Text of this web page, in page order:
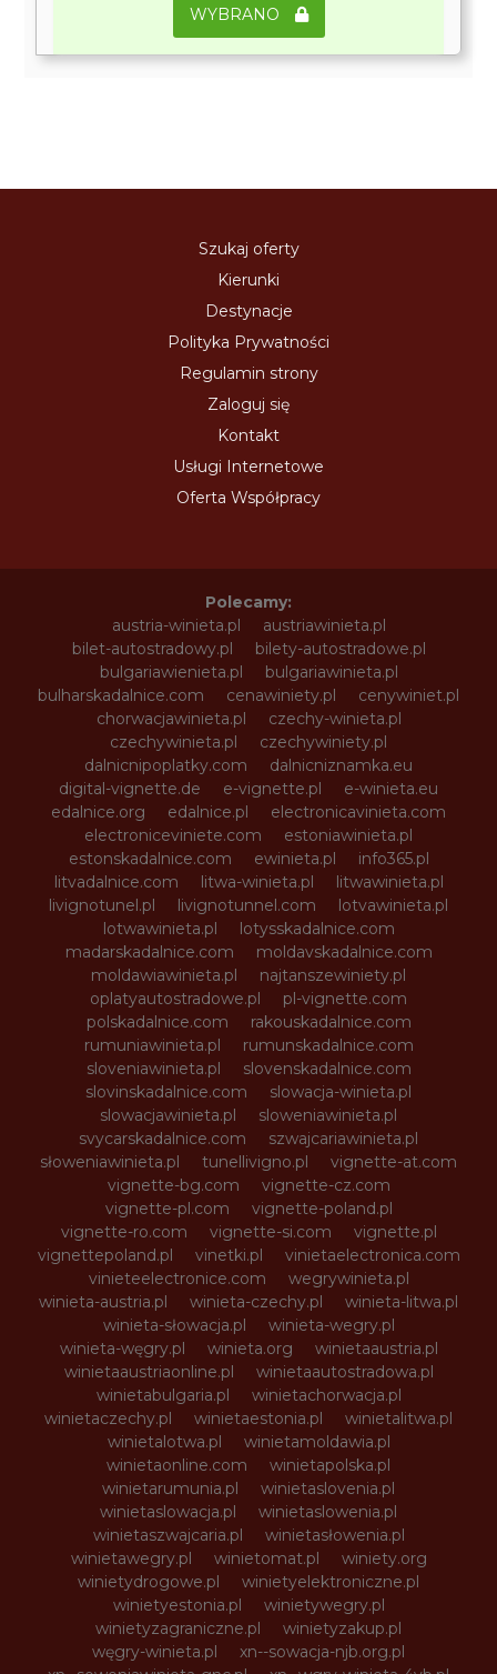
WYBRANO
Szukaj oferty
Kierunki
Destynacje
Polityka Prywatności
Regulamin strony
Zaloguj się
Kontakt
Usługi Internetowe
Oferta Współpracy
Polecamy:
austria-winieta.pl
austriawinieta.pl
bilet-autostradowy.pl
bilety-autostradowe.pl
bulgariawienieta.pl
bulgariawinieta.pl
bulharskadalnice.com
cenawiniety.pl
cenywiniet.pl
chorwacjawinieta.pl
czechy-winieta.pl
czechywinieta.pl
czechywiniety.pl
dalnicnipoplatky.com
dalnicniznamka.eu
digital-vignette.de
e-vignette.pl
e-winieta.eu
edalnice.org
edalnice.pl
electronicavinieta.com
electroniceviniete.com
estoniawinieta.pl
estonskadalnice.com
ewinieta.pl
info365.pl
litvadalnice.com
litwa-winieta.pl
litwawinieta.pl
livignotunel.pl
livignotunnel.com
lotvawinieta.pl
lotwawinieta.pl
lotysskadalnice.com
madarskadalnice.com
moldavskadalnice.com
moldawiawinieta.pl
najtanszewiniety.pl
oplatyautostradowe.pl
pl-vignette.com
polskadalnice.com
rakouskadalnice.com
rumuniawinieta.pl
rumunskadalnice.com
sloveniawinieta.pl
slovenskadalnice.com
slovinskadalnice.com
slowacja-winieta.pl
slowacjawinieta.pl
sloweniawinieta.pl
svycarskadalnice.com
szwajcariawinieta.pl
słoweniawinieta.pl
tunellivigno.pl
vignette-at.com
vignette-bg.com
vignette-cz.com
vignette-pl.com
vignette-poland.pl
vignette-ro.com
vignette-si.com
vignette.pl
vignettepoland.pl
vinetki.pl
vinietaelectronica.com
vinieteelectronice.com
wegrywinieta.pl
winieta-austria.pl
winieta-czechy.pl
winieta-litwa.pl
winieta-słowacja.pl
winieta-wegry.pl
winieta-węgry.pl
winieta.org
winietaaustria.pl
winietaaustriaonline.pl
winietaautostradowa.pl
winietabulgaria.pl
winietachorwacja.pl
winietaczechy.pl
winietaestonia.pl
winietalitwa.pl
winietalotwa.pl
winietamoldawia.pl
winietaonline.com
winietapolska.pl
winietarumunia.pl
winietaslovenia.pl
winietaslowacja.pl
winietaslowenia.pl
winietaszwajcaria.pl
winietasłowenia.pl
winietawegry.pl
winietomat.pl
winiety.org
winietydrogowe.pl
winietyelektroniczne.pl
winietyestonia.pl
winietywegry.pl
winietyzagraniczne.pl
winietyzakup.pl
węgry-winieta.pl
xn--sowacja-njb.org.pl